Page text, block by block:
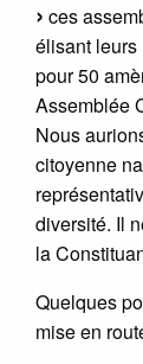
ces
élisant leurs
pour 50
Assemblée
Nous
citoyenne
diversité. Il
la
Quelques
mise en